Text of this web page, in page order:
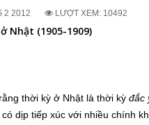
2 2012 LƯỢT XEM: 10492
Nhật (1905-1909)
thời kỳ ở Nhật là thời kỳ đắc
dịp tiếp xúc với nhiều chính